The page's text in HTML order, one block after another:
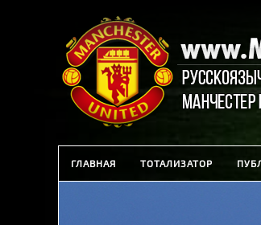
ГЛАВНАЯ ТОТАЛИЗАТОР